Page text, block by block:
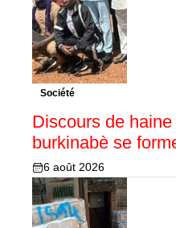
Société
Discours de
burkinabè se
6 août 2026